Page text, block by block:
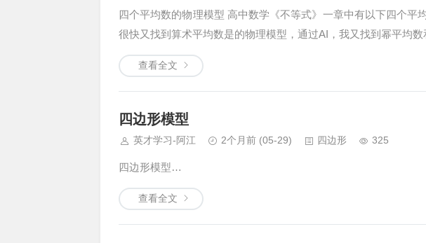
四个平均数的物理模型 高中数学《不等式》一章中有以下四个平
很快又找到算术平均数是的物理模型，通过AI，我又找到幂平均
查看全文
四边形模型
英才学习-阿江 2个月前 (05-29) 四边形 325
四边形模型…
查看全文